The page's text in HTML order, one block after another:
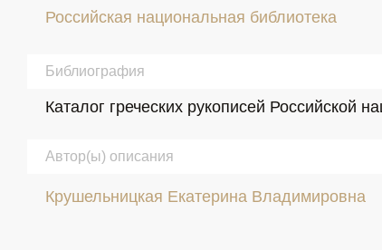
Российская национальная библиотека
Библиография
Каталог греческих рукописей
Автор(ы) описания
Крушельницкая Екатерина Владимировна